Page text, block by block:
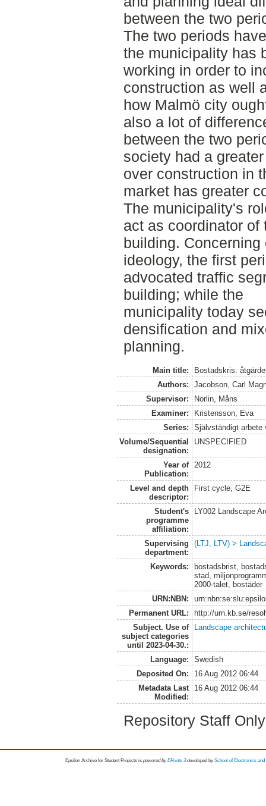
between the two
The two periods
the municipality has
working in order to
construction as well
how Malmö city
also a lot of
between the two
society had a
over construction in
market has greater
The municipality's
act as coordinator of
building.
ideology, the first
advocated traffic
building; while the
municipality today
densification and
planning.
Main title:
Bostadskris:
Authors:
Jacobson, Carl
Supervisor:
Norlin, Måns
Examiner:
Kristensson, Eva
Series:
Självständigt arbete
Volume/Sequential
designation:
UNSPECIFIED
Year of
Publication:
2012
Level and depth
descriptor:
First cycle, G2E
Student's
programme
affiliation:
LY002 Landscape
Supervising
department:
(LTJ, LTV) >
Keywords:
bostadsbrist,
stad,
2000-talet, bostäder
URN:NBN:
Permanent URL:
http://urn.kb.se/
Subject. Use of
subject categories
until 2023-04-30.:
Landscape
Language:
Swedish
Deposited On:
16 Aug 2012 06:44
Metadata Last
Modified:
16 Aug 2012 06:44
Repository Staff
Epsilon Archive for Student Projects is powored byEPrints 3 developed by School of Electronics